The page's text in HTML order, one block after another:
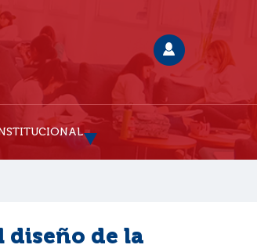
diseño de la